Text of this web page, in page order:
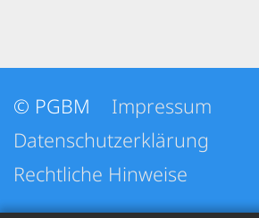
© PGBM
Impressum
Datenschutzerklärung
Rechtliche Hinweise